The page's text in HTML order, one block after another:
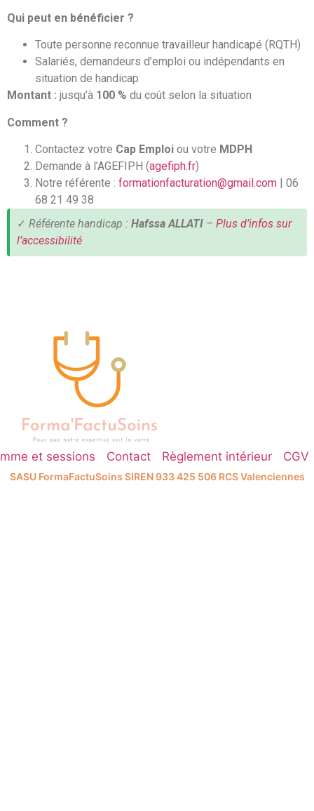
Qui peut en bénéficier ?
Toute personne reconnue travailleur handicapé (RQTH)
Salariés, demandeurs d’emploi ou indépendants en
situation de handicap
Montant : jusqu’à 100 % du coût selon la situation
Comment ?
Contactez votre Cap Emploi ou votre MDPH
Demande à l’AGEFIPH (agefiph.fr)
Notre référente : formationfacturation@gmail.com | 06
68 21 49 38
✓ Référente handicap : Hafssa ALLATI – Plus d’infos sur
l’accessibilité
et sessions Contact Règlement intérieur CGV
SASU FormaFactuSoins SIREN 933 425 506 RCS Valenciennes